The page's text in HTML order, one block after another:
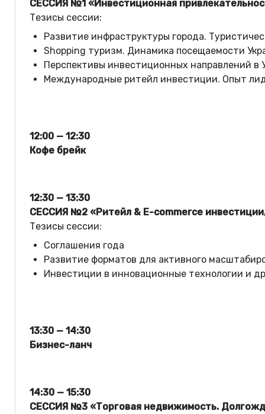
СЕССИЯ №1 «Инвестиционная
Тезисы сессии:
Развитие инфраструктуры города.
Shopping туризм. Динамика посещаемости
Перспективы инвестиционных направлений в
Международные ритейл инвестиции. Опыт
12:00 — 12:30
Кофе брейк
12:30 — 13:30
СЕССИЯ №2 «Ритейл & E-commerce
Тезисы сессии:
Соглашения года
Развитие форматов для активного
Инвестиции в инновационные технологии и
13:30 — 14:30
Бизнес-ланч
14:30 — 15:30
СЕССИЯ №3 «Торговая недвижимость.